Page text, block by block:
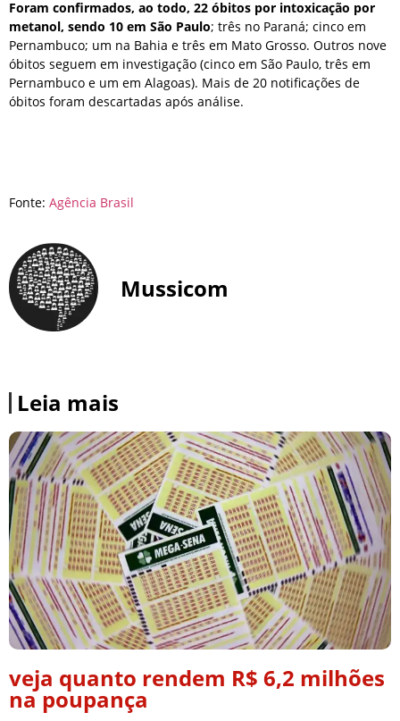
Foram confirmados, ao todo, 22 óbitos por intoxicação por
metanol, sendo 10 em São Paulo; três no Paraná; cinco em
Pernambuco; um na Bahia e três em Mato Grosso. Outros nove
óbitos seguem em investigação (cinco em São Paulo, três em
Pernambuco e um em Alagoas). Mais de 20 notificações de
óbitos foram descartadas após análise.
Fonte: Agência Brasil
Mussicom
Leia mais
veja quanto rendem R$ 6,2 milhões
na poupança